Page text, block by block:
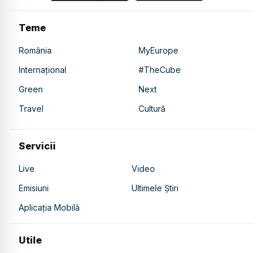
Teme
România
MyEurope
Internațional
#TheCube
Green
Next
Travel
Cultură
Servicii
Live
Video
Emisiuni
Ultimele Știri
Aplicația Mobilă
Utile